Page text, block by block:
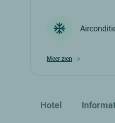
meer zien
Hotel